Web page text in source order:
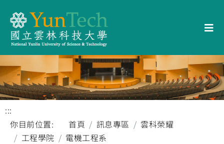
:::
你目前位置:
首頁 訊息專區
雲科榮耀
工程學院
電機工程系